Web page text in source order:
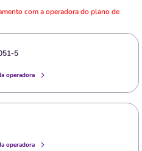
com a operadora do plano de
5
operadora
operadora